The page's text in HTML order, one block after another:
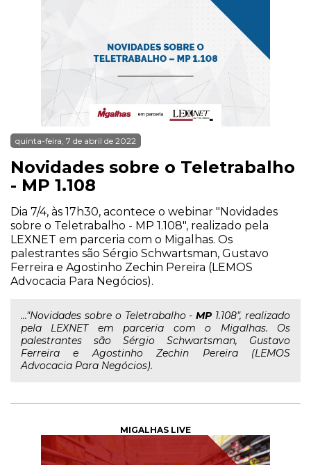
quinta-feira, 7 de abril de 2022
Novidades sobre o Teletrabalho
- MP 1.108
Dia 7/4, às 17h30, acontece o webinar "Novidades
sobre o Teletrabalho - MP 1.108", realizado pela
LEXNET em parceria com o Migalhas. Os
palestrantes são Sérgio Schwartsman, Gustavo
Ferreira e Agostinho Zechin Pereira (LEMOS
Advocacia Para Negócios).
..."Novidades sobre o Teletrabalho -MP 1.108", realizado
pela LEXNET em parceria com o Migalhas. Os
palestrantes são Sérgio Schwartsman, Gustavo
Ferreira e Agostinho Zechin Pereira (LEMOS
Advocacia Para Negócios).
MIGALHAS LIVE